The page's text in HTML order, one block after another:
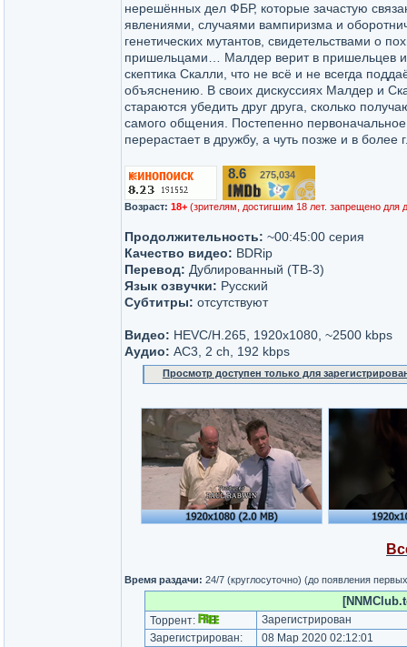
нерешённых дел ФБР, которые зачастую
явлениями, случаями вампиризма и
генетических мутантов, свидетельствами о
пришельцами… Малдер верит в пришельцев и
скептика Скалли, что не всё и не всегда
объяснению. В своих дискуссиях Малдер и
стараются убедить друг друга, сколько
самого общения. Постепенно
перерастает в дружбу, а чуть позже и в более
8.6 275,034
Возраст: 18+ (зрителям, достигшим 18 лет. запрещено для
Продолжительность: ~00:45:00 серия
Качество видео: BDRip
Перевод: Дублированный (ТВ-3)
Язык озвучки: Русский
Субтитры: отсутствуют
Видео: HEVC/H.265, 1920х1080, ~2500 kbps
Аудио: AC3, 2 ch, 192 kbps
Просмотр доступен только для
Время раздачи: 24/7 (круглосуточно) (до появления
Торрент:
Зарегистрирован
Зарегистрирован:
08 Мар 2020 02:12:01